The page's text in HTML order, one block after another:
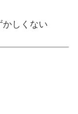
かしくない